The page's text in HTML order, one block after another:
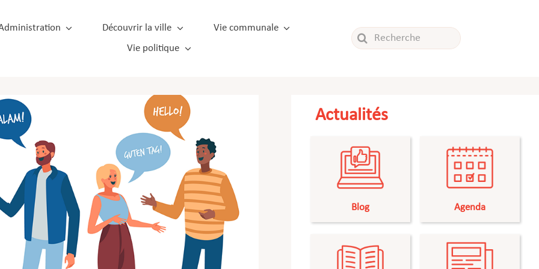
Découvrir la ville
Vie communale
Vie politique
Rechercher:
Actualités
Blog Agenda